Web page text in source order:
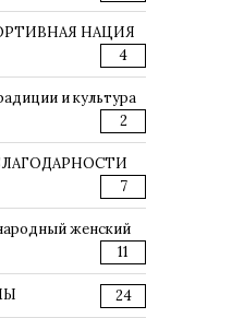
НАЦИЯ
4
и культура
2
7
женский
11
24